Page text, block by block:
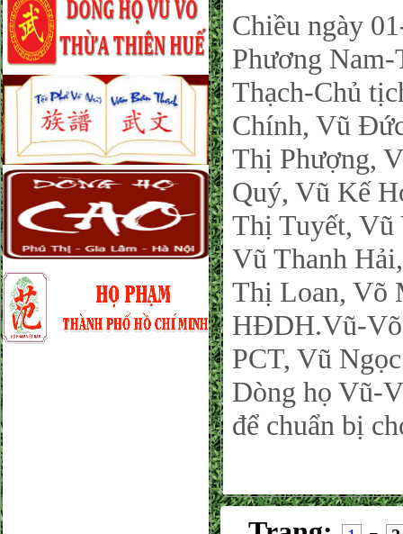
Chiều ngày
Phương
Thạch-Chủ
Chính, Vũ
Thị Phượng,
Quý, Vũ Kế
Thị Tuyết, Vũ
Vũ Thanh
Thị Loan, Võ
HĐDH.Vũ-Võ
PCT, Vũ
Dòng họ Vũ-
để chuẩn bị